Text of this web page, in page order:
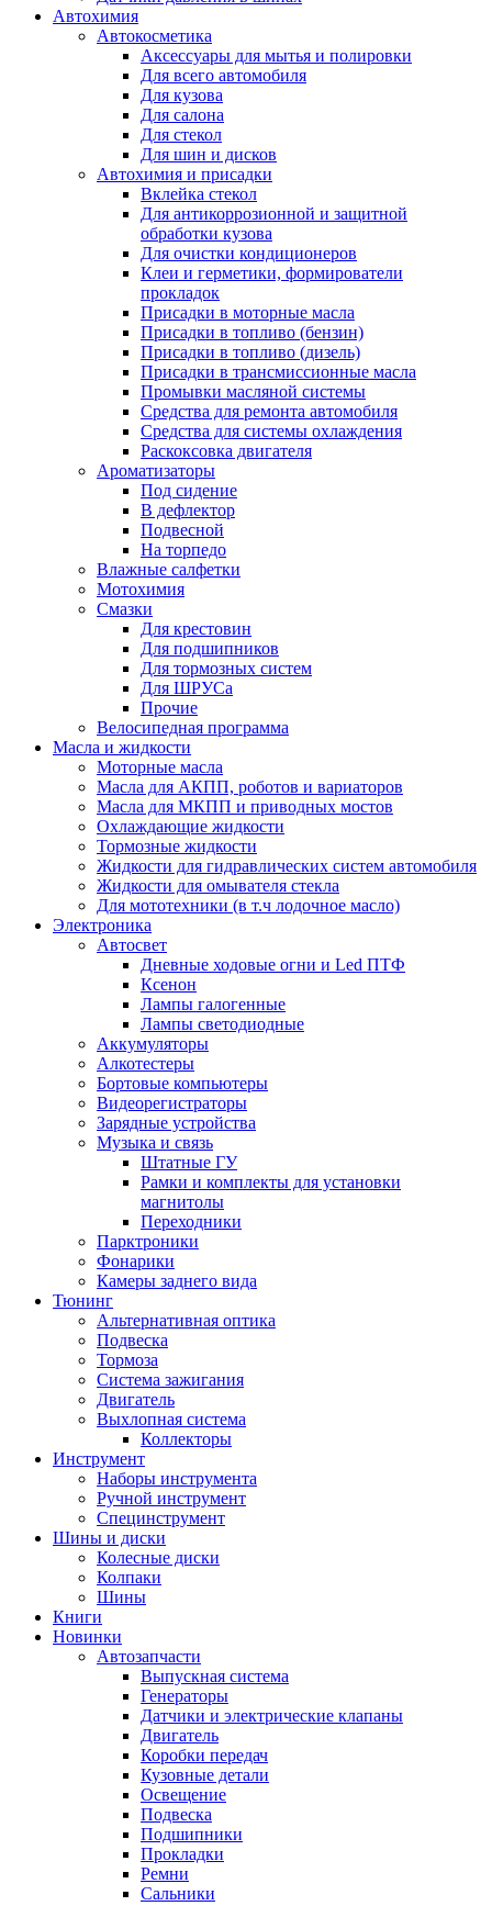
Автохимия
Автокосметика
Аксессуары для мытья и полировки
Для всего автомобиля
Для кузова
Для салона
Для стекол
Для шин и дисков
Автохимия и присадки
Вклейка стекол
Для антикоррозионной и защитной
обработки кузова
Для очистки кондиционеров
Клеи и герметики, формирователи
прокладок
Присадки в моторные масла
Присадки в топливо (бензин)
Присадки в топливо (дизель)
Присадки в трансмиссионные масла
Промывки масляной системы
Средства для ремонта автомобиля
Средства для системы охлаждения
Раскоксовка двигателя
Ароматизаторы
Под сидение
В дефлектор
Подвесной
На торпедо
Влажные салфетки
Мотохимия
Смазки
Для крестовин
Для подшипников
Для тормозных систем
Для ШРУСа
Прочие
Велосипедная программа
Масла и жидкости
Моторные масла
Масла для АКПП, роботов и вариаторов
Масла для МКПП и приводных мостов
Охлаждающие жидкости
Тормозные жидкости
Жидкости для гидравлических систем автомобиля
Жидкости для омывателя стекла
Для мототехники (в т.ч лодочное масло)
Электроника
Автосвет
Дневные ходовые огни и Led ПТФ
Ксенон
Лампы галогенные
Лампы светодиодные
Аккумуляторы
Алкотестеры
Бортовые компьютеры
Видеорегистраторы
Зарядные устройства
Музыка и связь
Штатные ГУ
Рамки и комплекты для установки
магнитолы
Переходники
Парктроники
Фонарики
Камеры заднего вида
Тюнинг
Альтернативная оптика
Подвеска
Тормоза
Система зажигания
Двигатель
Выхлопная система
Коллекторы
Инструмент
Наборы инструмента
Ручной инструмент
Специнструмент
Шины и диски
Колесные диски
Колпаки
Шины
Книги
Новинки
Автозапчасти
Выпускная система
Генераторы
Датчики и электрические клапаны
Двигатель
Коробки передач
Кузовные детали
Освещение
Подвеска
Подшипники
Прокладки
Ремни
Сальники